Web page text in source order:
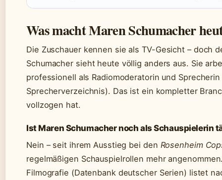
Was macht Maren Schumacher
Die Zuschauer kennen sie als TV-Gesicht – doch
Schumacher sieht heute völlig anders aus. Sie
professionell als Radiomoderatorin und
Sprecherverzeichnis). Das ist ein kompletter
vollzogen hat.
Ist Maren Schumacher noch als Schauspielerin
Nein – seit ihrem Ausstieg bei den Rosenheim
regelmäßigen Schauspielrollen mehr
Filmografie (Datenbank deutscher Serien) listet